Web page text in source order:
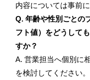
内容については事前
Q. 年齢や性別ごとの
フト値）をどうして
すか？
A. 営業担当へ個別に
を検討してください。